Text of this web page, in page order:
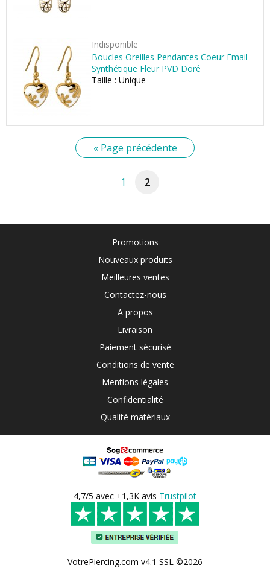
Indisponible
Boucles Oreilles Pendantes Coeur Email
Synthétique Fleur PVD Doré
Taille : Unique
« Page précédente
1 2
Promotions
Nouveaux produits
Meilleures ventes
Contactez-nous
A propos
Livraison
Paiement sécurisé
Conditions de vente
Mentions légales
Confidentialité
Qualité matériaux
4,7/5 avec +1,3K avis Trustpilot
VotrePiercing.com v4.1 SSL ©2026